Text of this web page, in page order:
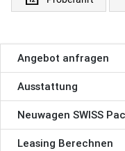
Angebot anfragen
Ausstattung
Neuwagen SWISS
Leasing Berechnen